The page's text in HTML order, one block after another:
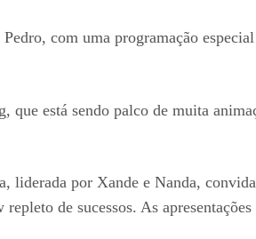
com uma programação
está sendo palco de muita
liderada por Xande e Nanda,
de sucessos. As apresentações